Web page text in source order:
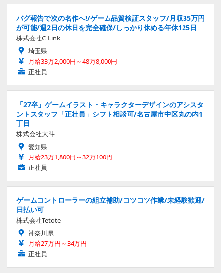
バグ報告で次の名作へ!/ゲーム品質検証スタッフ/月収35万円
が可能/週2日の休日を完全確保/しっかり休める年休125日
株式会社C-Link
埼玉県
月給33万2,000円～48万8,000円
正社員
「27卒」ゲームイラスト・キャラクターデザインのアシスタ
ントスタッフ「正社員」シフト相談可/名古屋市中区丸の内1
丁目
株式会社大斗
愛知県
月給23万1,800円～32万100円
正社員
ゲームコントローラーの組立補助/コツコツ作業/未経験歓迎/
日払い可
株式会社Tetote
神奈川県
月給27万円～34万円
正社員